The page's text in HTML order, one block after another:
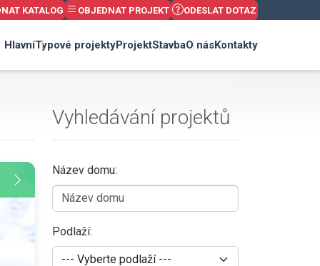
KATALOG OBJEDNAT PROJEKT ODESLAT DOTAZ
HlavníTypové projektyProjektStavbaO násKontakty
Vyhledávání projektů
Název domu:
Podlaží: